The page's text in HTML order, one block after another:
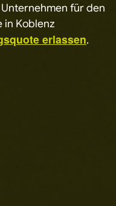
für den
in Koblenz
erlassen.